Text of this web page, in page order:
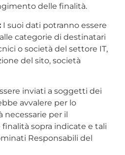
delle finalità.
I suoi dati potranno essere
categorie di destinatari
o società del settore IT,
del sito, società
inviati a soggetti dei
avvalere per lo
per il
sopra indicate e tali
Responsabili del